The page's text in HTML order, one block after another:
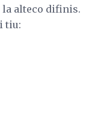
la alteco difinis.
tiu: